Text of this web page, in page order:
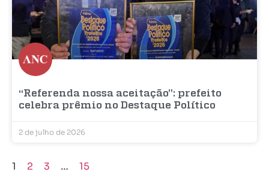
“Referenda nossa aceitação”: prefeito
celebra prêmio no Destaque Político
2 de julho de 2026
1 2 3 … 15